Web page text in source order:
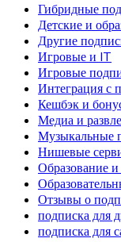
Гибридные
Детские и
Другие
Игровые и IT
Игровые
Интеграция с
Кешбэк и
Медиа и
Музыкальные
Нишевые
Образование и
Отзывы о
подписка для
подписка для